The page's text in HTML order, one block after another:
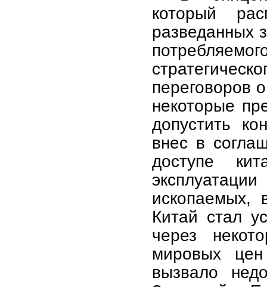
который
разведанных
переговоров
некоторые
допустить
внес в
доступе
ископаемых,
Китай стал
через
мировых
вызвало